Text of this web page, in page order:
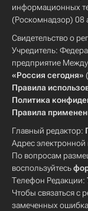
информационных
(Роскомнадзор) 08
Свидетельство о
Учредитель:
предприятие
«Россия сегодня»
Правила
Политика
Правила
Главный редактор:
Адрес
По вопросам
воспользуйтесь
Телефон Редакции:
Чтобы связаться с
замеченных